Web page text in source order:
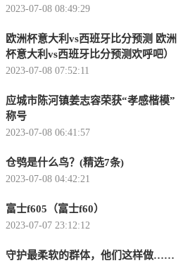
2023-07-08 08:49:29
欧洲杯意大利vs西班牙比分预测 欧洲
杯意大利vs西班牙比分预测欢呼吧）
2023-07-08 07:52:11
应城市陈河镇姜志容荣获“孝感楷模”
称号
2023-07-08 06:41:57
仓鸮是什么鸟？(精选7条)
2023-07-08 04:42:21
富士f605（富士f60）
2023-07-07 23:12:12
守护最柔软的群体，他们这样做……